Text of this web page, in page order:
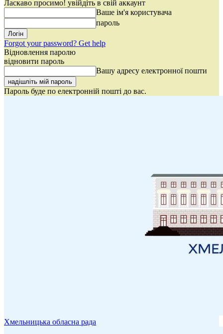
Ласкаво просимо! увійдіть в свій аккаунт
Ваше ім'я користувача
пароль
Forgot your password? Get help
Відновлення паролю
відновити пароль
Вашу адресу електронної пошти
Пароль буде по електронній пошті до вас.
Хмельницька обласна рада